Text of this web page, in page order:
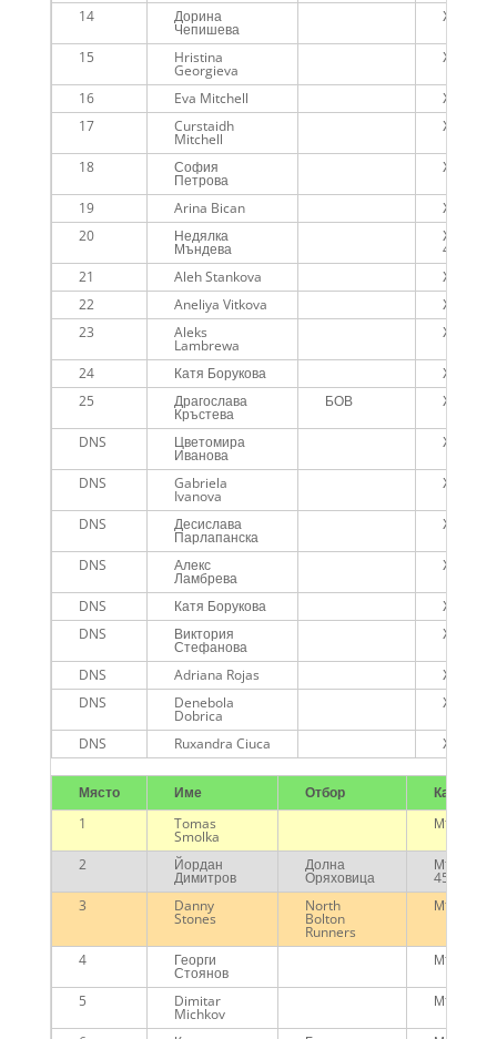
14
Дорина
Чепишева
Жени
15 Hristina
Georgieva
Жени
16 Eva Mitchell
Жени
17
Curstaidh
Mitchell
Жени
18 София
Петрова
Жени
19 Arina Bican
Жени
20
Недялка
Мъндева
Жени
45г.
21
Aleh Stankova
Жени
22
Aneliya Vitkova
Жени
23
Aleks
Lambrewa
Жени
24 Катя Борукова
Жени
25
Драгослава
Кръстева
БОВ Жени
DNS Цветомира
Иванова
Жени
DNS Gabriela
Ivanova
Жени
DNS Десислава
Парлапанска
Жени
DNS Алекс
Ламбрева
Жени
DNS Катя Борукова
Жени
DNS
Виктория
Стефанова
Жени
DNS Adriana Rojas
Жени
DNS
Denebola
Dobrica
Жени
DNS Ruxandra Ciuca Жени
Място Име Отбор
1
Tomas
Smolka
Мъже
2 Йордан
Димитров
Долна
Оряховица
Мъже над
45г.
3
Danny
Stones
North
Bolton
Runners
Мъже
4 Георги
Стоянов
Мъже
5 Dimitar
Michkov
Мъже